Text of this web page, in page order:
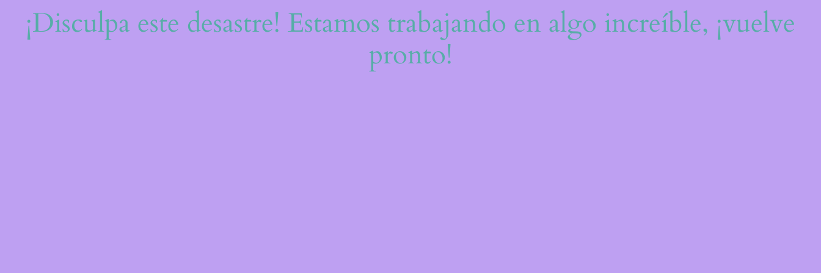
¡Disculpa este desastre! Estamos trabajando en algo increíble, ¡vuelve
pronto!